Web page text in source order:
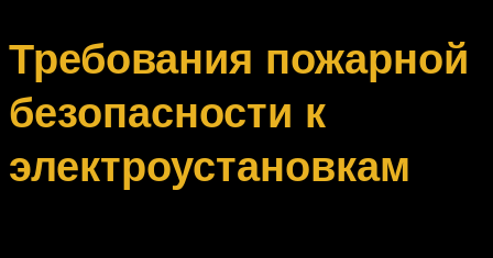
Требования пожарной
безопасности к
электроустановкам